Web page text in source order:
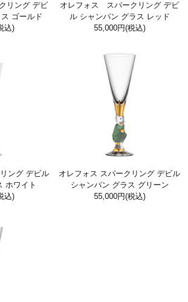
リング デビ
ゴールド
込)
オレフォス スパークリング デビ
ル シャンパン グラス レッド
55,000円(税込)
ング デビル
ホワイト
込)
オレフォス スパークリング デビル
シャンパン グラス グリーン
55,000円(税込)